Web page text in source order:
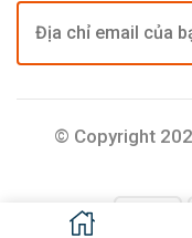
© Copyright